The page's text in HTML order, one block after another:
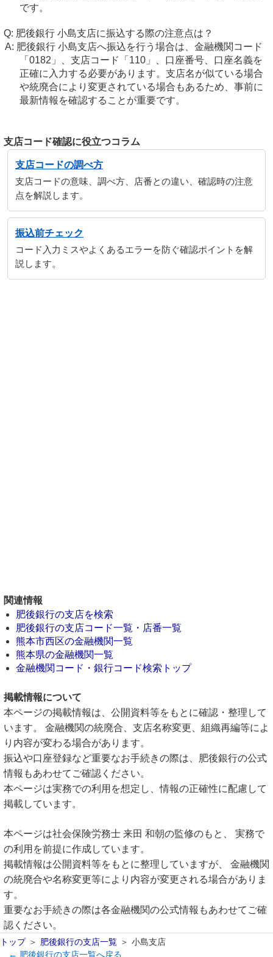
です。
肥後銀行 小島支店に振込する際の注意点は？
肥後銀行 小島支店へ振込を行う場合は、金融機関コード
「0182」、支店コード「110」、口座番号、口座名義を
正確に入力する必要があります。支店名が似ている場合
や統廃合により変更されている場合もあるため、事前に
最新情報を確認することが重要です。
支店コード確認に役立つコラム
支店コードの調べ方
支店コードの意味、調べ方、店番との違い、確認時の注意
点を解説します。
振込前チェック
コード入力ミスやよくあるエラーを防ぐ確認ポイントを解
説します。
関連情報
肥後銀行の支店を検索
肥後銀行の支店コード一覧・店番一覧
熊本市西区の金融機関一覧
熊本県の金融機関一覧
金融機関コード・銀行コード検索トップ
掲載情報について
本ページの掲載情報は、公開資料等をもとに確認・整理して
います。 金融機関の統廃合、支店名称変更、組織再編等によ
り内容が変わる場合があります。
振込や口座登録など重要なお手続きの際は、肥後銀行の公式
情報もあわせてご確認ください。
本ページは実務での利用を想定し、情報の正確性に配慮して
掲載しています。
本ページは社会保険労務士 来田 和朝の監修のもと、 実務で
の利用を前提に作成しています。
掲載情報は公開資料等をもとに整理していますが、 金融機関
の統廃合や名称変更等により内容が変更される場合がありま
す。
重要なお手続きの際は各金融機関の公式情報もあわせてご確
認ください。
トップ 肥後銀行の支店一覧
小島支店
← 肥後銀行の支店一覧へ戻る